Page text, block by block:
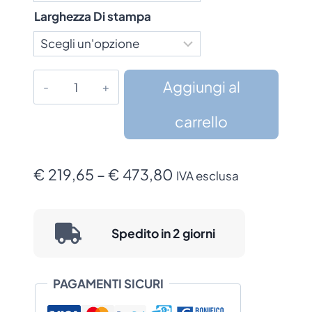
Larghezza Di stampa
Aggiungi al
carrello
€ 219,65 –€ 473,80 Fascia
da
IVA esclusa
Spedito in 2 giorni
PAGAMENTI SICURI